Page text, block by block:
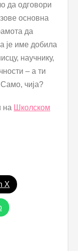
да одговори
основна
да
је име добила
научнику,
– а ти
чија?
на Школском
X